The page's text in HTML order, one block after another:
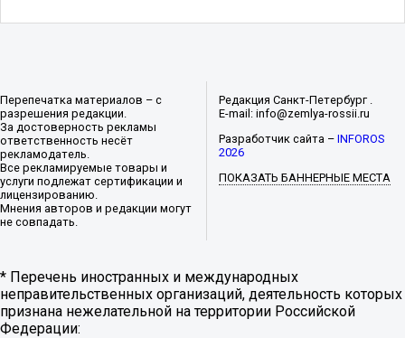
Перепечатка материалов – с
разрешения редакции.
За достоверность рекламы
ответственность несёт
рекламодатель.
Все рекламируемые товары и
услуги подлежат сертификации и
лицензированию.
Мнения авторов и редакции могут
не совпадать.
Редакция Санкт-Петербург .
E-mail: info@zemlya-rossii.ru
Разработчик сайта –INFOROS
2026
ПОКАЗАТЬ БАННЕРНЫЕ МЕСТА
* Перечень иностранных и международных
неправительственных организаций, деятельность которых
признана нежелательной на территории Российской
Федерации: